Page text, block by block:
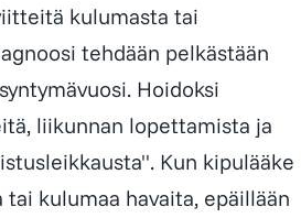
kulumasta tai
tehdään pelkästään
Hoidoksi
liikunnan lopettamista ja
Kun kipulääke
tai kulumaa havaita, epäillään